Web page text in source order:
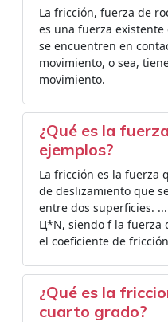
La fricción, fuerza de
es una fuerza
se encuentren en
movimiento, o sea,
movimiento.
¿Qué es la
ejemplos?
La fricción es la fuerza
de deslizamiento que
entre dos superficies.
Ц*N, siendo f la fuerza
el coeficiente de
¿Qué es la
cuarto grado?